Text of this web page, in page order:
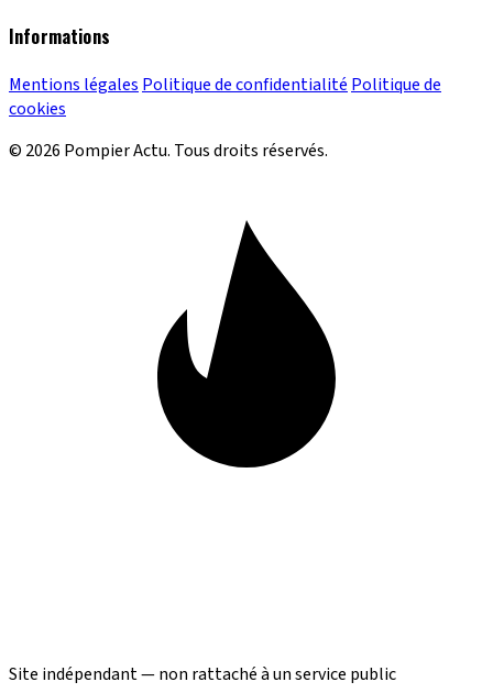
Informations
Mentions légalesPolitique de confidentialitéPolitique de
cookies
© 2026 Pompier Actu. Tous droits réservés.
Site indépendant — non rattaché à un service public